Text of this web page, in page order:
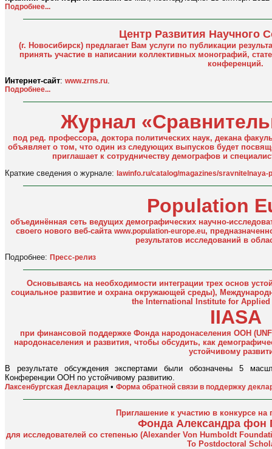
Подробнее...
Центр Развития Научного
(г. Новосибирск) предлагает Вам услуги по публикации
принять участие в написании коллективных монографий,
конференций.
Интернет-сайт: www.zrns.ru
Подробнее...
Журнал
под ред. профессора, доктора политических наук, декана
объявляет о том, что один из следующих выпусков будет
приглашает к сотрудничеству демографов и
Краткие сведения о журнале: lawinfo.ru/catalog/magazines/sravnitelnaya-
Population
объединённая сеть ведущих демографических научно-
своего нового веб-сайта www.population-europe.eu,
результатов исследований в
Подробнее: Пресс-релиз
Основываясь на необходимости интеграции трех основ
социальное развитие и охрана окружающей среды),
the International Institute for
IIASA
при финансовой поддержке Фонда народонаселения ООН
народонаселения и развития, чтобы обсудить, как
устойчивому
В результате обсуждения экспертами были обозначены 5
Конференции ООН по устойчивому развитию.
Лаксенбургская Декларация • Форма обратной связи в поддержку
Приглашение к участию в конкурсе на
Фонда Александра фон
для исследователей со степенью (Alexander Von Humboldt
To Postdoctoral